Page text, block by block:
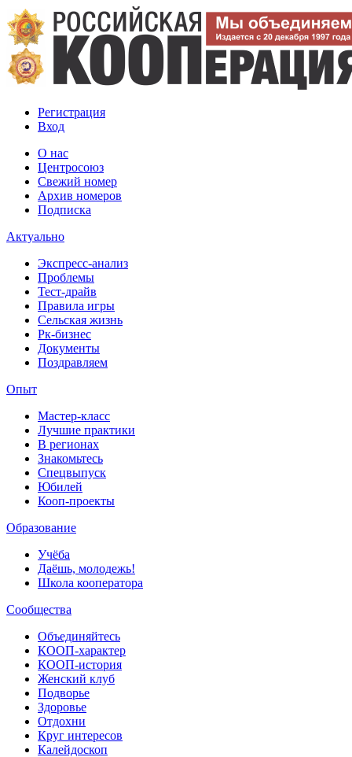
Регистрация
Вход
О нас
Центросоюз
Свежий номер
Архив номеров
Подписка
Актуально
Экспресс-анализ
Проблемы
Тест-драйв
Правила игры
Сельская жизнь
Рк-бизнес
Документы
Поздравляем
Опыт
Мастер-класс
Лучшие практики
В регионах
Знакомьтесь
Спецвыпуск
Юбилей
Кооп-проекты
Образование
Учёба
Даёшь, молодежь!
Школа кооператора
Сообщества
Объединяйтесь
КООП-характер
КООП-история
Женский клуб
Подворье
Здоровье
Отдохни
Круг интересов
Калейдоскоп